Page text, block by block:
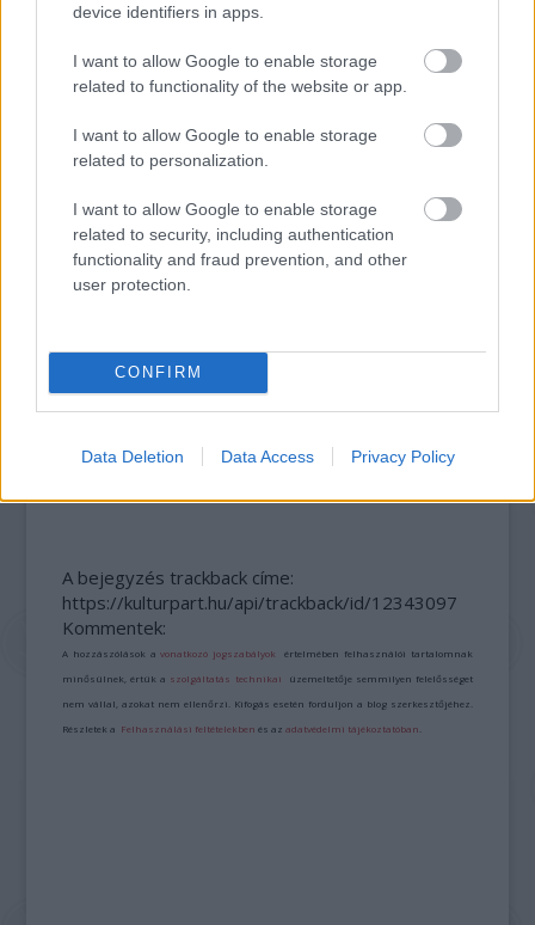
device identifiers in apps.
I want to allow Google to enable storage
related to functionality of the website or app.
I want to allow Google to enable storage
related to personalization.
I want to allow Google to enable storage
related to security, including authentication
functionality and fraud prevention, and other
user protection.
CONFIRM
Data Deletion Data Access Privacy Policy
AZ EMBERSÉG ÜNNEPE
TÍZ NAP, SZÁZ SZÓLISTA - INDUL A FAB
A bejegyzés trackback címe:
https://kulturpart.hu/api/trackback/id/12343097
Kommentek:
A hozzászólások avonatkozó jogszabályok értelmében felhasználói tartalomnak
minősülnek, értük a szolgáltatás technikai üzemeltetője semmilyen felelősséget
nem vállal, azokat nem ellenőrzi. Kifogás esetén forduljon a blog szerkesztőjéhez.
Részletek a Felhasználási feltételekben és azadatvédelmi tájékoztatóban